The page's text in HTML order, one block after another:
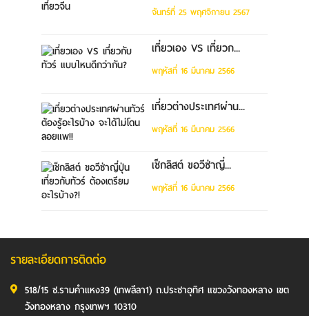
จันทร์ที่ 25 พฤศจิกายน 2567
เที่ยวเอง VS เที่ยวก...
พฤหัสที่ 16 มีนาคม 2566
เที่ยวต่างประเทศผ่าน...
พฤหัสที่ 16 มีนาคม 2566
เช็กลิสต์ ขอวีซ่าญี่...
พฤหัสที่ 16 มีนาคม 2566
รายละเอียดการติดต่อ
518/15 ซ.รามคำแหง39 (เทพลีลา1) ถ.ประชาอุทิศ แขวงวังทองหลาง เขต
วังทองหลาง กรุงเทพฯ 10310